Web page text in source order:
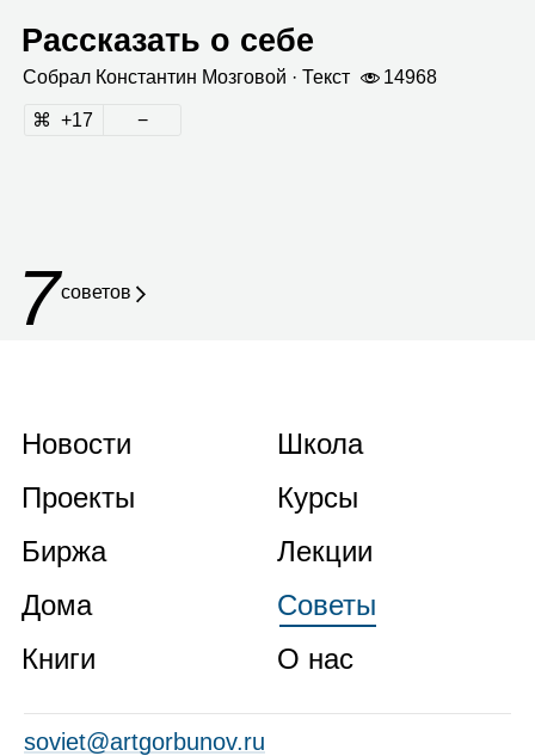
Рассказать о себе
Собрал Кон­стан­тин Моз­го­вой · Текст 14968
17
7советов
Новости
Проекты
Биржа
Дома
Книги
Школа
Курсы
Лекции
Советы
О нас
soviet@artgorbunov.ru